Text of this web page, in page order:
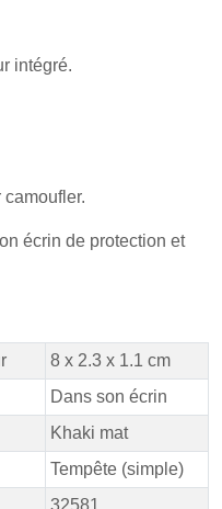
intégré.
écrin de protection et
8 x 2.3 x 1.1 cm
Dans son écrin
Khaki mat
Tempête (simple)
32581